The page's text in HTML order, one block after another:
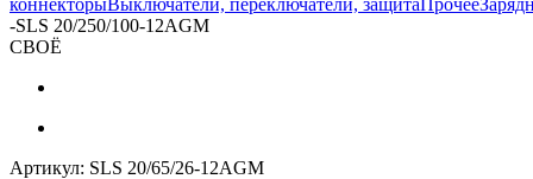
-SLS 20/250/100-12AGM
СВОЁ
Артикул: SLS 20/65/26-12AGM